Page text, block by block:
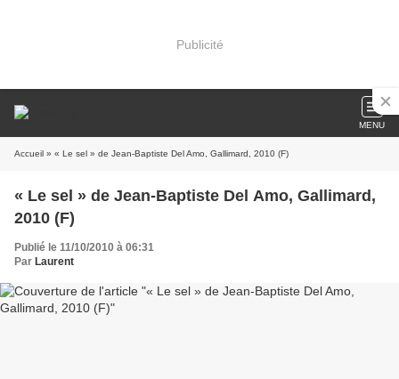
Publicité
MENU
Accueil » « Le sel » de Jean-Baptiste Del Amo, Gallimard, 2010 (F)
« Le sel » de Jean-Baptiste Del Amo, Gallimard,
2010 (F)
Publié le 11/10/2010 à 06:31
Par Laurent